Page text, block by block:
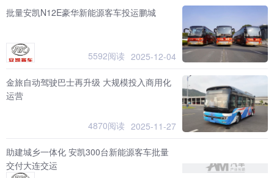
批量安凯N12E豪华新能源客车投运鹏城
5592阅读 2025-12-04
金旅自动驾驶巴士再升级 大规模投入商用化
运营
4870阅读 2025-11-27
助建城乡一体化 安凯300台新能源客车批量
交付大连交运